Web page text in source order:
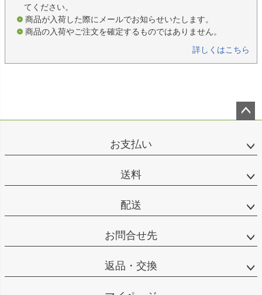
てください。
商品が入荷した際にメールでお知らせいたします。
商品の入荷やご注文を確定するものではありません。
詳しくはこちら
お支払い
送料
配送
お問合せ先
返品・交換
ップ